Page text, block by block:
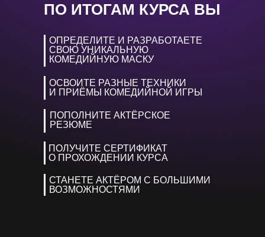
ПО ИТОГАМ КУРСА ВЫ
ПОПОЛНИТЕ АКТЁРСКОЕ
РЕЗЮМЕ
ОПРЕДЕЛИТЕ И РАЗРАБОТАЕТЕ
СВОЮ УНИКАЛЬНУЮ
КОМЕДИЙНУЮ МАСКУ
ПОЛУЧИТЕ СЕРТИФИКАТ
О ПРОХОЖДЕНИИ КУРСА
ОСВОИТЕ РАЗНЫЕ ТЕХНИКИ
И ПРИЁМЫ КОМЕДИЙНОЙ ИГРЫ
СТАНЕТЕ АКТЁРОМ С БОЛЬШИМИ
ВОЗМОЖНОСТЯМИ